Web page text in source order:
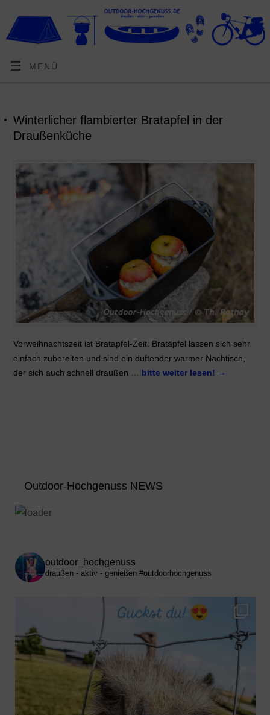
MENÜ
Winterlicher flambierter Bratapfel in der
Draußenküche
Vorweihnachtszeit ist Bratapfel-Zeit. Bratäpfel lassen sich sehr
einfach zubereiten und sind ein duftender warmer Nachtisch,
der sich auch schnell draußen … bitte weiter lesen! →
Outdoor-Hochgenuss NEWS
outdoor_hochgenuss
draußen - aktiv - genießen #outdoorhochgenuss